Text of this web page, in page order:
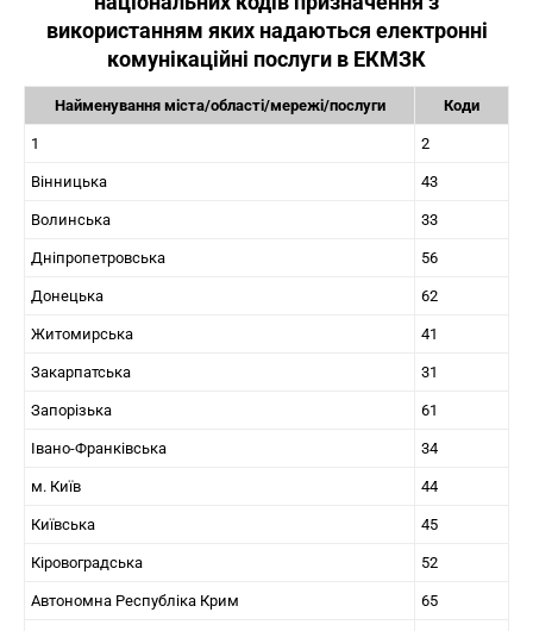
використанням яких надаються електронні
комунікаційні послуги в ЕКМЗК
Найменування міста/області/мережі/послуги Коди
1 2
Вінницька 43
Волинська 33
Дніпропетровська 56
Донецька 62
Житомирська 41
Закарпатська 31
Запорізька 61
Івано-Франківська 34
м. Київ 44
Київська 45
Кіровоградська 52
Автономна Республіка Крим 65